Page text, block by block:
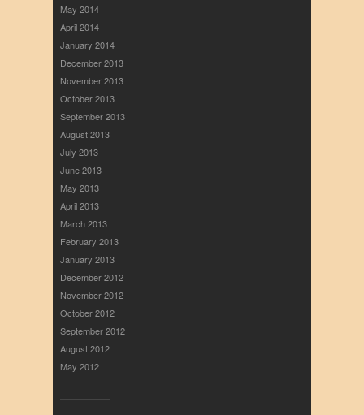
May 2014
April 2014
January 2014
December 2013
November 2013
October 2013
September 2013
August 2013
July 2013
June 2013
May 2013
April 2013
March 2013
February 2013
January 2013
December 2012
November 2012
October 2012
September 2012
August 2012
May 2012